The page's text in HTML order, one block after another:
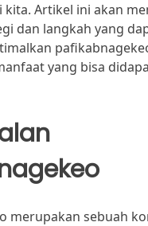
kita. Artikel ini akan
dan langkah yang
yang bisa
merupakan sebuah